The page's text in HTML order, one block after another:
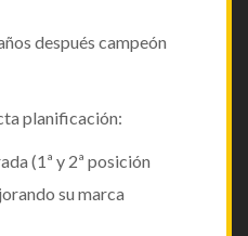
después campeón
planificación:
(1ª y 2ª posición
su marca